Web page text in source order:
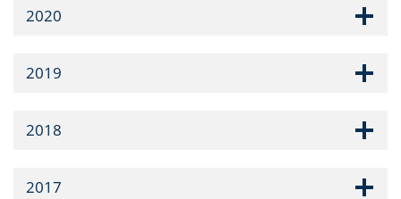
2020
2019
2018
2017